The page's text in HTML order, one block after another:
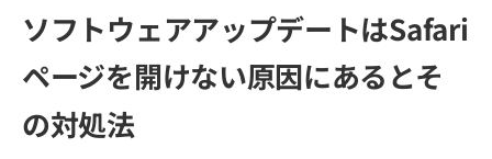
ソフトウェアアップデートはSafari
ページを開けない原因にあるとそ
の対処法